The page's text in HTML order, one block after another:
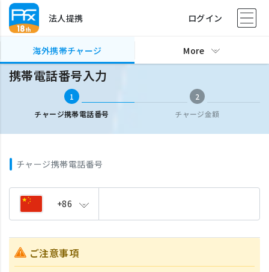
法人提携 ログイン
海外携帯チャージ More
海外携帯チャージ 携帯電話番号入力
携帯電話番号入力
1
チャージ携帯電話番号
2
チャージ金額
チャージ携帯電話番号
+86
ご注意事項